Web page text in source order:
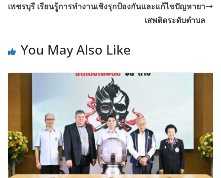
เพชรบุรี เรียนรู้การทำงานเชิงรุกป้องกันและแก้ไขปัญหายา
เสพติดระดับตำบล
You May Also Like